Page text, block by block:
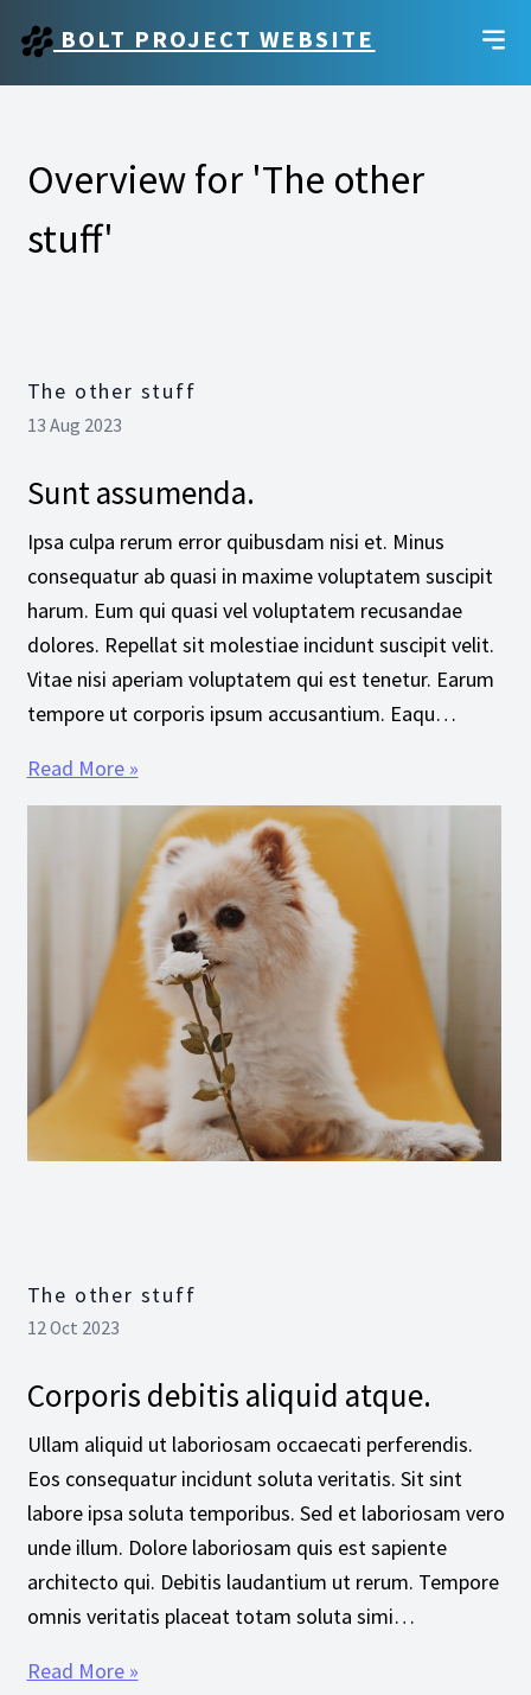
BOLT PROJECT WEBSITE
Overview for 'The other
stuff'
The other stuff
13 Aug 2023
Sunt assumenda.
Ipsa culpa rerum error quibusdam nisi et. Minus
consequatur ab quasi in maxime voluptatem suscipit
harum. Eum qui quasi vel voluptatem recusandae
dolores. Repellat sit molestiae incidunt suscipit velit.
Vitae nisi aperiam voluptatem qui est tenetur. Earum
tempore ut corporis ipsum accusantium. Eaqu…
Read More »
The other stuff
12 Oct 2023
Corporis debitis aliquid atque.
Ullam aliquid ut laboriosam occaecati perferendis.
Eos consequatur incidunt soluta veritatis. Sit sint
labore ipsa soluta temporibus. Sed et laboriosam vero
unde illum. Dolore laboriosam quis est sapiente
architecto qui. Debitis laudantium ut rerum. Tempore
omnis veritatis placeat totam soluta simi…
Read More »